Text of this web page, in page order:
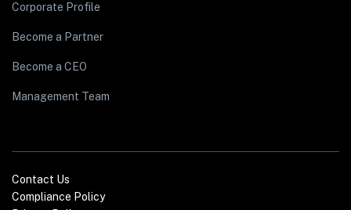
Corporate Profile
Become a Partner
Become a CEO
Management Team
Contact Us
Compliance Policy